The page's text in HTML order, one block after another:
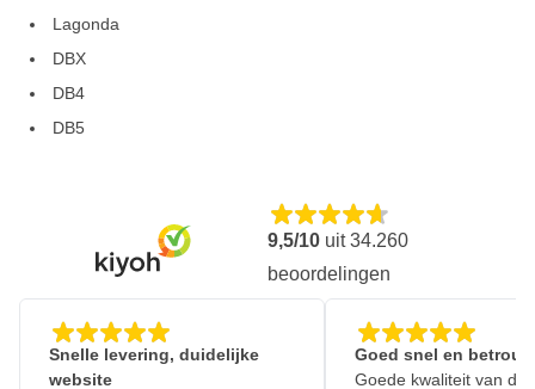
Lagonda
DBX
DB4
DB5
9,5/10 uit34.260
beoordelingen
Snelle levering, duidelijke
website
Goed snel en
Goede kwaliteit van de